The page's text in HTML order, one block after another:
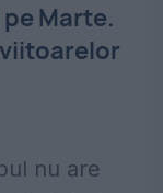
Marte.
nu are